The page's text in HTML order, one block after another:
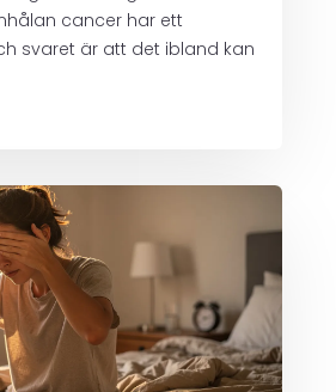
cancer har ett
svaret är att det ibland kan